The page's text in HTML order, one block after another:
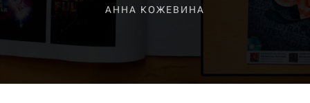
АННА КОЖЕВИНА